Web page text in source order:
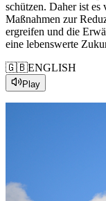
schützen. Daher ist es
Maßnahmen zur
ergreifen und die
eine lebenswerte
🇬🇧ENGLISH
Play